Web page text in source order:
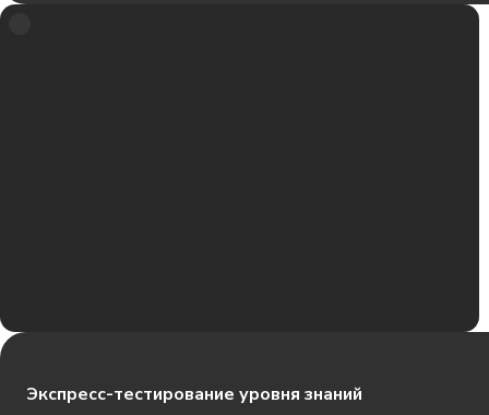
Экспресс-тестирование уровня знаний